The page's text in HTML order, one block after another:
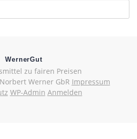
WernerGut
zu fairen Preisen
Werner GbR Impressum
WP-Admin Anmelden